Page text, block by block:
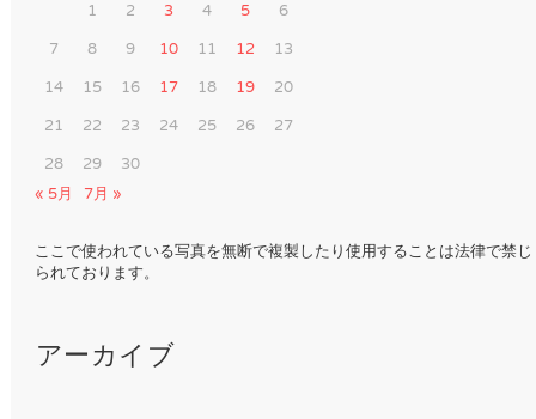
1 2 3 4 5
6
7
8 9 10 11 12
13
14
15 16 17 18 19
20
21
22 23 24 25 26
27
28
29
30
« 5月
7月 »
ここで使われている写真を無断で複製したり使用することは法律で禁じ
られております。
アーカイブ